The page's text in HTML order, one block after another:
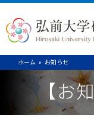
ホーム お知らせ
【お